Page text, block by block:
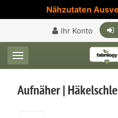
Nähzutaten
Ihr Konto
Toggle navigation
Aufnäher |